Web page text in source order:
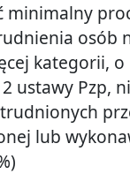
minimalny
osób
kategorii,
ustawy Pzp,
lub